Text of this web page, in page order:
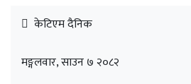
केटिएम दैनिक
मङ्गलवार, साउन ७ २०८२